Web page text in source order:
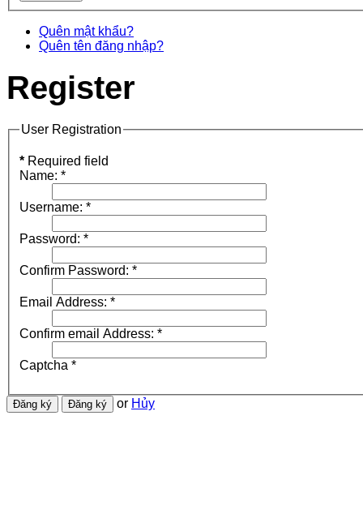
Quên mật khẩu?
Quên tên đăng nhập?
Register
User Registration
* Required field
Name: *
Username: *
Password: *
Confirm Password: *
Email Address: *
Confirm email Address: *
Captcha *
or Hủy